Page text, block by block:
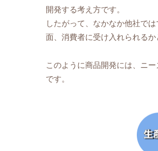
開発する考え方です。
したがって、なかなか他社では
面、消費者に受け入れられるか
このように商品開発には、ニ
です。